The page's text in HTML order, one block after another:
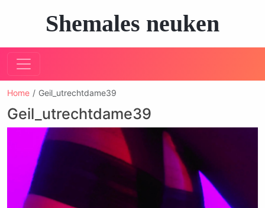
Shemales neuken
Home Geil_utrechtdame39
Geil_utrechtdame39